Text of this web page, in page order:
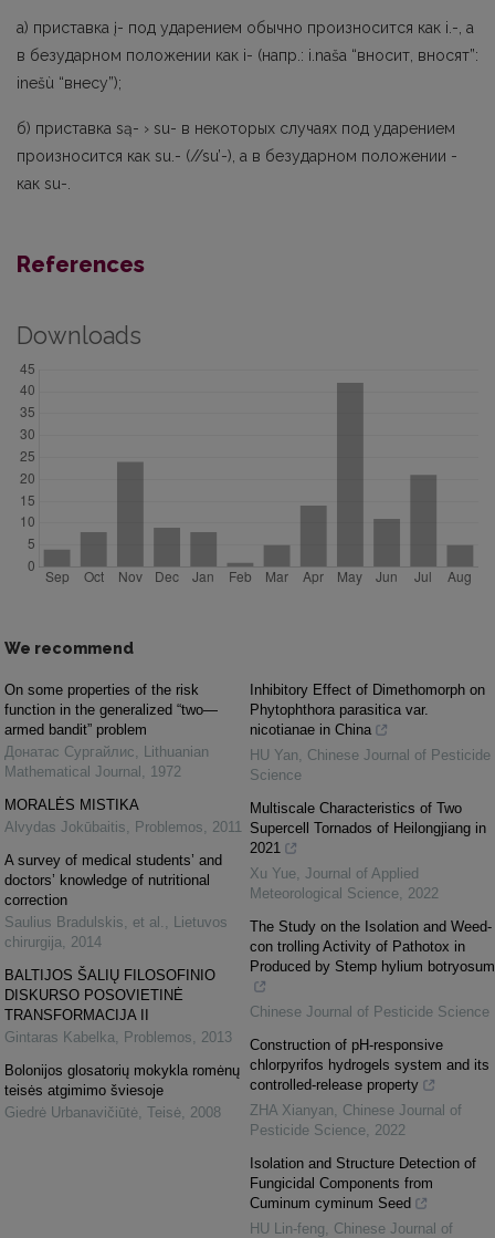
а) приставка į- под ударением обычно произносится как i.-, а
в безударном положении как i- (напр.: i.naša “вносит, вносят”:
inešù “внесу”);
б) приставка są- › su- в некоторых случаях под ударением
произносится как su.- (//su’-), а в безударном положении -
как su-.
References
Downloads
We recommend
On some properties of the risk
function in the generalized “two—
armed bandit” problem
Донатас Сургайлис, Lithuanian
Mathematical Journal , 1972
MORALĖS MISTIKA
Alvydas Jokūbaitis, Problemos, 2011
A survey of medical students’ and
doctors’ knowledge of nutritional
correction
Saulius Bradulskis, et al. , Lietuvos
chirurgija, 2014
BALTIJOS ŠALIŲ FILOSOFINIO
DISKURSO POSOVIETINĖ
TRANSFORMACIJA II
Gintaras Kabelka, Problemos, 2013
Bolonijos glosatorių mokykla romėnų
teisės atgimimo šviesoje
Giedrė Urbanavičiūtė, Teisė, 2008
Inhibitory Effect of Dimethomorph on
Phytophthora parasitica var.
nicotianae in China
HU Yan, Chinese Journal of Pesticide
Science
Multiscale Characteristics of Two
Supercell Tornados of Heilongjiang in
2021
Xu Yue, Journal of Applied
Meteorological Science, 2022
The Study on the Isolation and Weed-
con trolling Activity of Pathotox in
Produced by Stemp hylium botryosum
Chinese Journal of Pesticide Science
Construction of pH-responsive
chlorpyrifos hydrogels system and its
controlled-release property
ZHA Xianyan, Chinese Journal of
Pesticide Science, 2022
Isolation and Structure Detection of
Fungicidal Components from
Cuminum cyminum Seed
HU Lin-feng, Chinese Journal of